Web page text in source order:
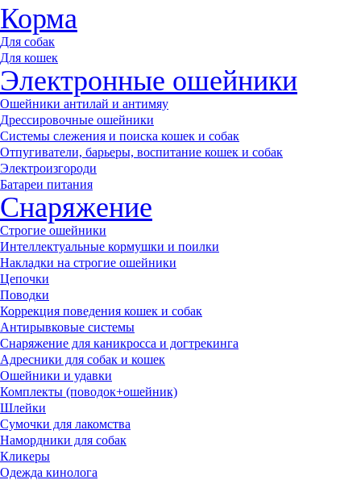
Корма
Для собак
Для кошек
Электронные ошейники
Ошейники антилай и антимяу
Дрессировочные ошейники
Системы слежения и поиска кошек и собак
Отпугиватели, барьеры, воспитание кошек и собак
Электроизгороди
Батареи питания
Снаряжение
Строгие ошейники
Интеллектуальные кормушки и поилки
Накладки на строгие ошейники
Цепочки
Поводки
Коррекция поведения кошек и собак
Антирывковые системы
Снаряжение для каникросса и догтрекинга
Адресники для собак и кошек
Ошейники и удавки
Комплекты (поводок+ошейник)
Шлейки
Сумочки для лакомства
Намордники для собак
Кликеры
Одежда кинолога